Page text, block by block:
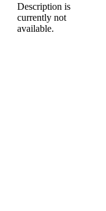
Description is
currently not
available.